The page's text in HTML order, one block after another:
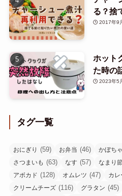
る？捨
2017年9
ホット
た時の
2023年5
タグ一覧
おにぎり (59) お弁当 (46) かぼちゃ
さつまいも (63) なす (57) なまり
アボカド (128) オムレツ (47) カレ
クリームチーズ (116) グラタン (45)